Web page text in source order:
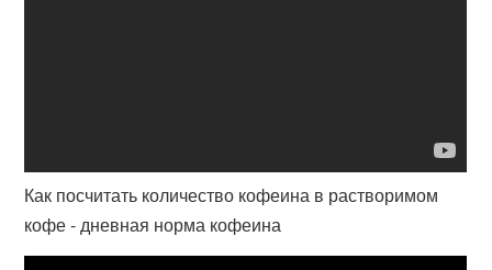
Как посчитать количество кофеина в растворимом
кофе - дневная норма кофеина